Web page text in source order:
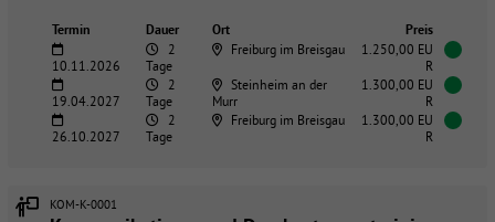
Termin Dauer Ort Preis
10.11.2026
2
Tage
Freiburg im Breisgau
1.250,00 EU
R
19.04.2027
2
Tage
Steinheim an der
Murr
1.300,00 EU
R
26.10.2027
2
Tage
Freiburg im Breisgau
1.300,00 EU
R
KOM-K-0001